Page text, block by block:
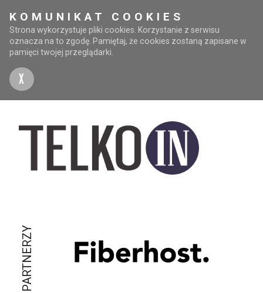
KOMUNIKAT COOKIES
Strona wykorzystuje pliki cookies. Korzystanie z serwisu
oznacza na to zgodę. Pamiętaj, że cookies zostaną zapisane w
pamięci twojej przeglądarki.
X
PARTNERZY